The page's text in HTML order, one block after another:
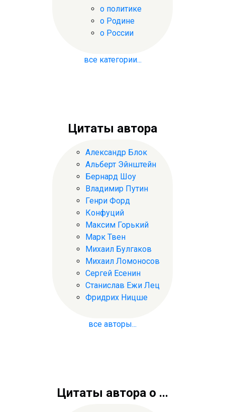
о политике
о Родине
о России
все категории...
Цитаты автора
Александр Блок
Альберт Эйнштейн
Бернард Шоу
Владимир Путин
Генри Форд
Конфуций
Максим Горький
Марк Твен
Михаил Булгаков
Михаил Ломоносов
Сергей Есенин
Станислав Ежи Лец
Фридрих Ницше
все авторы...
Цитаты автора о ...